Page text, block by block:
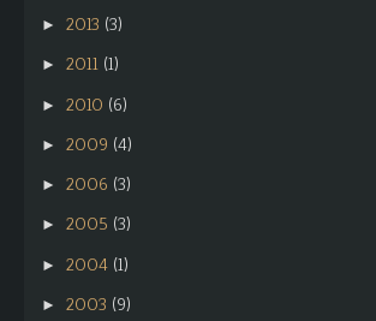
► 2013 (3)
► 2011 (1)
► 2010 (6)
► 2009 (4)
► 2006 (3)
► 2005 (3)
► 2004 (1)
► 2003 (9)